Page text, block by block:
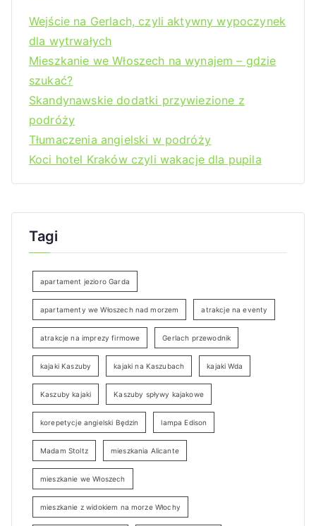
Wejście na Gerlach, czyli aktywny wypoczynek
dla wytrwałych
Mieszkanie we Włoszech na wynajem – gdzie
szukać?
Skandynawskie dodatki przywiezione z
podróży
Tłumaczenia angielski w podróży
Koci hotel Kraków czyli wakacje dla pupila
Tagi
apartament jezioro Garda
apartamenty we Włoszech nad morzem atrakcje na eventy
atrakcje na imprezy firmowe Gerlach przewodnik
kajaki Kaszuby kajaki na Kaszubach kajaki Wda
Kaszuby kajaki Kaszuby spływy kajakowe
korepetycje angielski Będzin lampa Edison
Madam Stoltz mieszkania Alicante
mieszkanie we Włoszech
mieszkanie z widokiem na morze Włochy